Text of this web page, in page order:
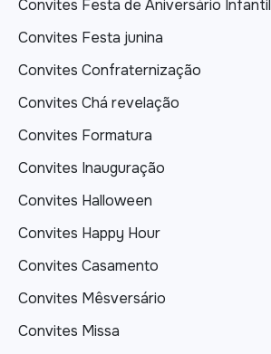
Convites Festa de Aniversário Infantil
Convites Festa junina
Convites Confraternização
Convites Chá revelação
Convites Formatura
Convites Inauguração
Convites Halloween
Convites Happy Hour
Convites Casamento
Convites Mêsversário
Convites Missa